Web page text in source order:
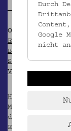
OBJEKT WIRD
Blatt im Meer.
Sammlungen.
Volkskunde 8),
Hier im Kapitel
Metallarbeiten
dschipódi; EMK
Eisen,
Durch
Google
nicht